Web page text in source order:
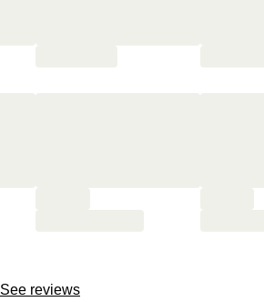
See reviews